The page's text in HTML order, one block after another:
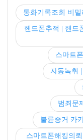
통화기록조회 비
핸드폰추적 | 핸드
스마트
자동녹취
범죄문
불륜증거 카
스마트폰해킹의